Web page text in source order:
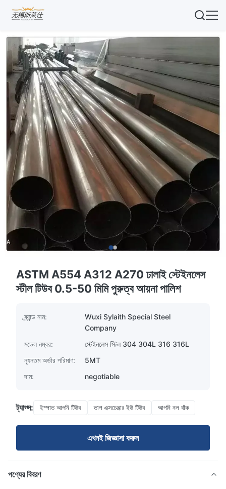
ASTM A554 A312 A270 ঢালাই স্টেইনলেস
স্টীল টিউব 0.5-50 মিমি পুরুত্ব আয়না পালিশ
ব্র্যান্ড নাম:
Wuxi Sylaith Special Steel
Company
মডেল নম্বর:
স্টেইনলেস স্টিল 304 304L 316 316L
ন্যূনতম অর্ডার পরিমাণ:
5MT
দাম:
negotiable
ট্যাগ্স: ইস্পাত আপনি টিউব তাপ এক্সচেঞ্জার ইউ টিউব আপনি নল বাঁক
এখনই জিজ্ঞাসা করুন
পণ্যের বিবরণ